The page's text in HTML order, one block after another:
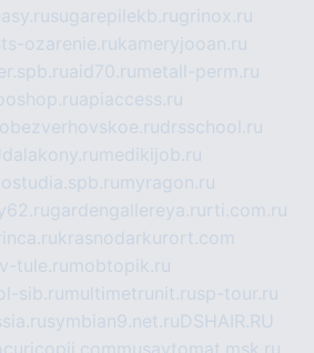
sugarepilekb.rugrinox.ru
ozarenie.rukameryjooan.ru
aid70.ru metall-perm.ru
apiaccess.ru
bezverhovskoe.rudrsschool.ru
dalakony.ru medikijob.ru
myragon.ru
gardengallereya.ru rti.com.ru
krasnodarkurort.com
tule.ru mobtopik.ru
sib.ru multimetrunit.rusp-tour.ru
symbian9.net.ruDSHAIR.RU
musavtomat.msk.ru